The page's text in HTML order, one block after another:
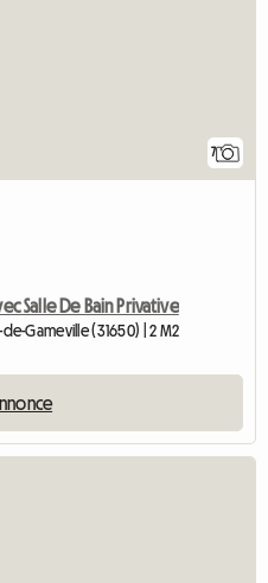
7
Salle De Bain Privative
Gameville (31650) | 2 M2